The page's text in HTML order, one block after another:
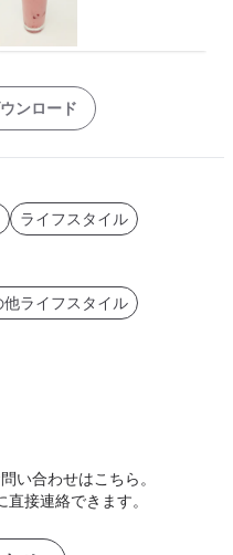
ンロード
ライフスタイル
他ライフスタイル
い合わせはこちら。
接連絡できます。